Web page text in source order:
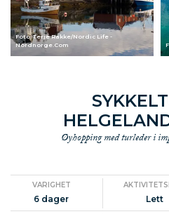
Foto: Terje Rakke/Nordic Life -
Nordnorge.Com
Øyhopping med turleder i
VARIGHET
6 dager Lett